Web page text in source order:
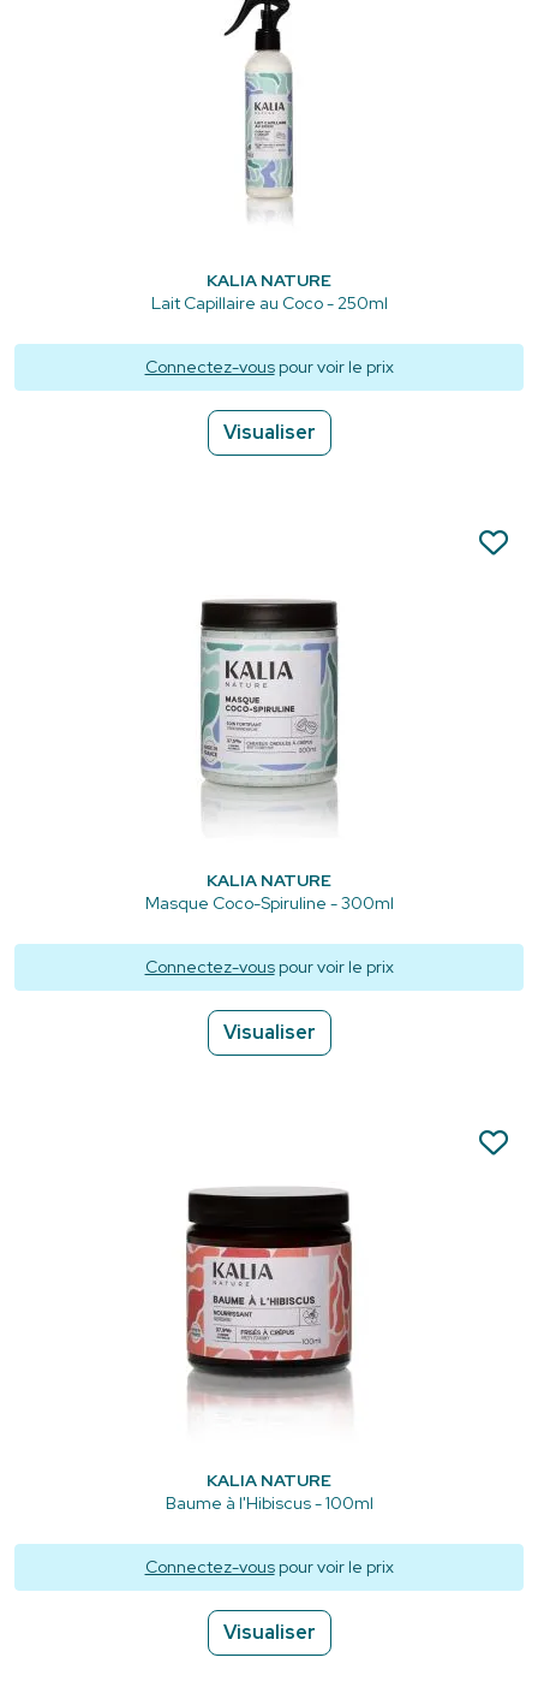
KALIA NATURE
Lait Capillaire au Coco - 250ml
Connectez-vouspour voir le prix
Visualiser
KALIA NATURE
Masque Coco-Spiruline - 300ml
Connectez-vouspour voir le prix
Visualiser
KALIA NATURE
Baume à l'Hibiscus - 100ml
Connectez-vouspour voir le prix
Visualiser